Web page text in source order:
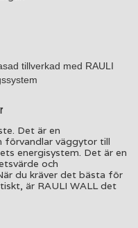
tillverkad med RAULI
Det är en
förvandlar väggytor till
energisystem. Det är en
och
du kräver det bästa för
är RAULI WALL det